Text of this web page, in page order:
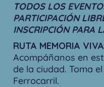
TODOS LOS
PARTICIPACIÓN
INSCRIPCIÓN PARA
RUTA MEMORIA VIVA
Acompáñanos en
de la ciudad. Toma
Ferrocarril.